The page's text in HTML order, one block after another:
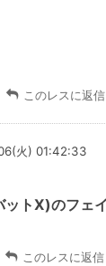
このレスに返信
火) 01:42:33
トX)のフェ
このレスに返信